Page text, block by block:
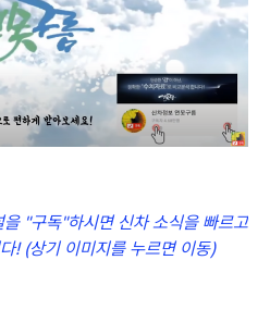
"구독"하시면 신차 소식을 빠르고
! (상기 이미지를 누르면 이동)